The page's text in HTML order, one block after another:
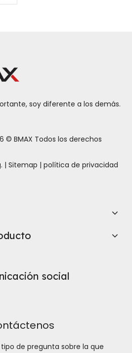
soy diferente a los demás.
© BMAX Todos los derechos
. | Sitemap | política de privacidad
social
de pregunta sobre la que